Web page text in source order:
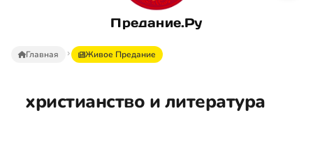
Предание.Ру
Главная Живое Предание
христианство и литература